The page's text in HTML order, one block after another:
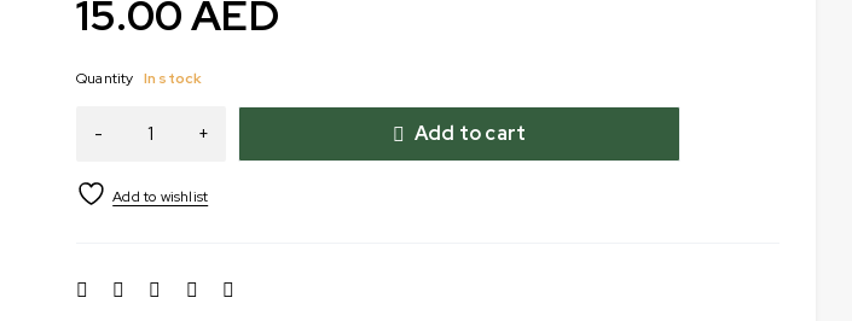
15.00AED
Quantity In stock
Add to cart